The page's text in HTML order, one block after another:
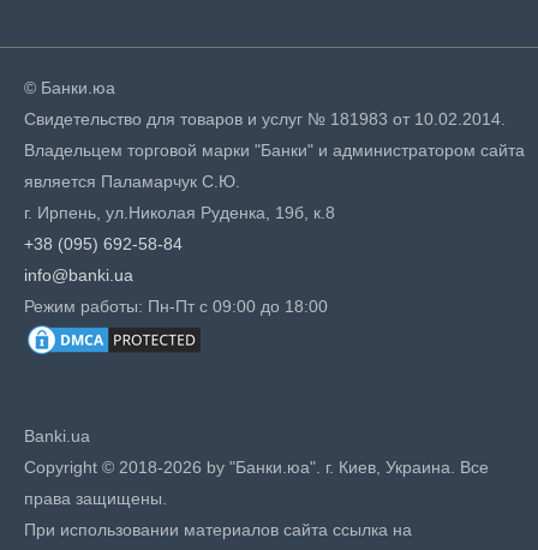
© Банки.юа
Свидетельство для товаров и услуг № 181983 от 10.02.2014.
Владельцем торговой марки "Банки" и администратором сайта
является Паламарчук С.Ю.
г. Ирпень, ул.Николая Руденка, 19б, к.8
+38 (095) 692-58-84
info@banki.ua
Режим работы: Пн-Пт с 09:00 до 18:00
Banki.ua
Copyright © 2018-2026 by "Банки.юа". г. Киев, Украина. Все
права защищены.
При использовании материалов сайта ссылка на